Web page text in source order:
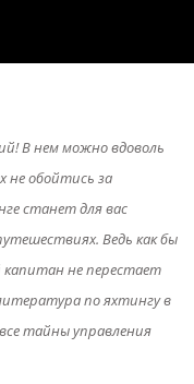
В нем можно вдоволь
не обойтись за
станет для вас
Ведь как бы
не перестает
по яхтингу в
тайны управления